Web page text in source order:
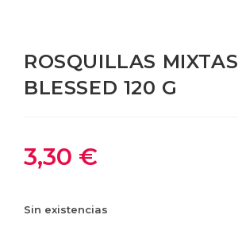
ROSQUILLAS MIXTAS
BLESSED 120 G
3,30 €
Sin existencias